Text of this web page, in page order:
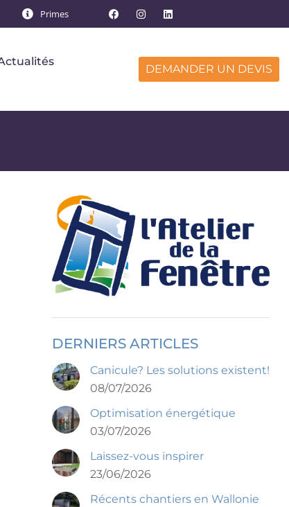
Primes
DEMANDER UN DEVIS
DERNIERS ARTICLES
Canicule? Les solutions existent!
08/07/2026
Optimisation énergétique
03/07/2026
Laissez-vous inspirer
23/06/2026
Récents chantiers en Wallonie